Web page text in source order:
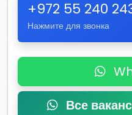
+972 55 240
Нажмите для звонка
Все